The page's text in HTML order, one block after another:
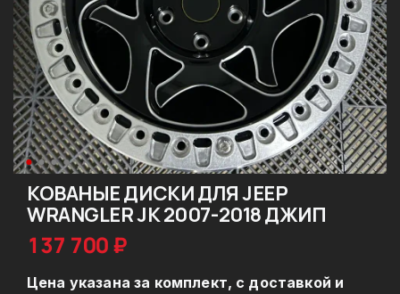
КОВАНЫЕ ДИСКИ ДЛЯ JEEP
WRANGLER JK 2007-2018 ДЖИП
137 700 ₽
Цена указана за комплект, с доставкой и